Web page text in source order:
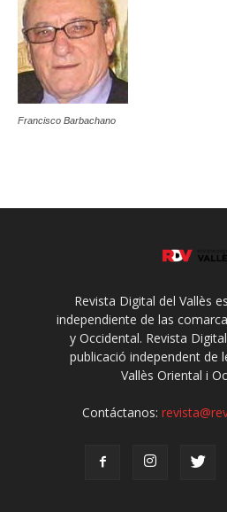
Francisco Barbachano
Revista Digital del Vallès
independiente de las
y Occidental. Revista
publicació independent de
Vallès Oriental i
Contáctanos: